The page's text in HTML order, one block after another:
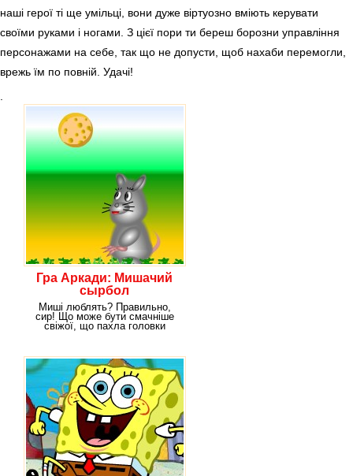
наші герої ті ще умільці, вони дуже віртуозно вміють керувати
своїми руками і ногами. З цієї пори ти береш борозни управління
персонажами на себе, так що не допусти, щоб нахаби перемогли,
врежь їм по повній. Удачі!
Гра Аркади: Мишачий
сырбол
Миші люблять? Правильно,
сир! Що може бути смачніше
свіжої, що пахла головки